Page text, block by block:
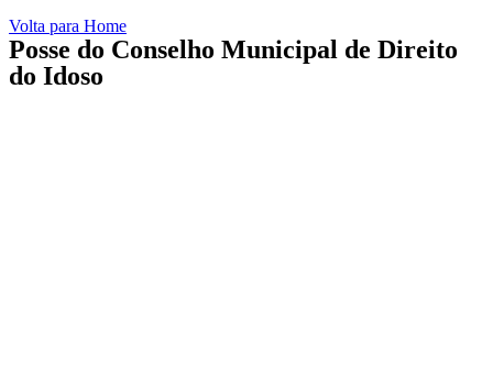
Volta para Home
Posse do Conselho Municipal de Direito
do Idoso